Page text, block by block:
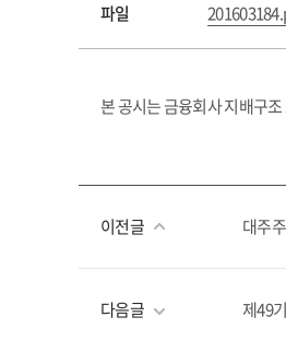
파일
본 공시는 금융회사 지배구
이전글 대주
다음글 제49